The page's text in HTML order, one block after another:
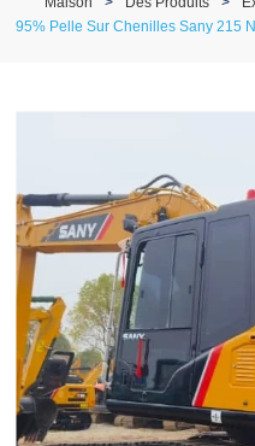
95% Pelle Sur Chenilles Sany 215